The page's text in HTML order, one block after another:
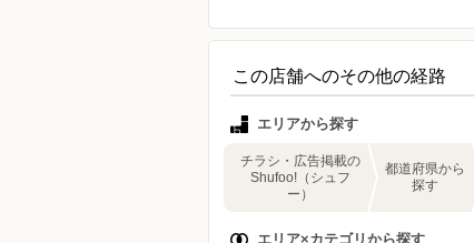
この店舗へのその他の経路
エリアから探す
チラシ・広告掲載の
Shufoo!（シュフ
ー）
都道府県から
探す
エリア×カテゴリから探す